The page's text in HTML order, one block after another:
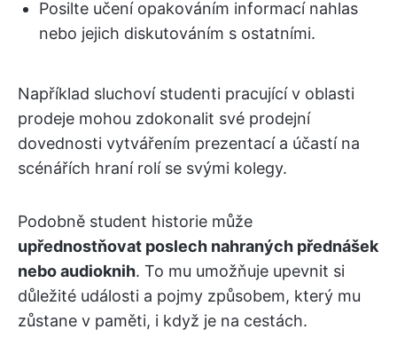
Posilte učení opakováním informací nahlas
nebo jejich diskutováním s ostatními.
Například sluchoví studenti pracující v oblasti
prodeje mohou zdokonalit své prodejní
dovednosti vytvářením prezentací a účastí na
scénářích hraní rolí se svými kolegy.
Podobně student historie může
upřednostňovat poslech nahraných přednášek
nebo audioknih. To mu umožňuje upevnit si
důležité události a pojmy způsobem, který mu
zůstane v paměti, i když je na cestách.